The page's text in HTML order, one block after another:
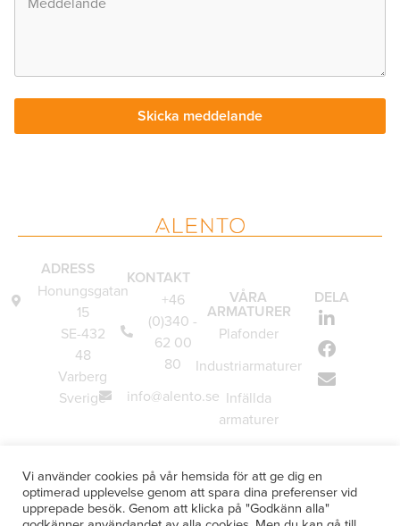
Skicka meddelande
ADRESS
Honungsgatan
15
SE-432
48
Varberg
Sverige
KONTAKT
+46
(0)340 -
62 00
80
info@alento.se
VÅRA
ARMATURER
Plafonder
Industriarmaturer
Infällda
armaturer
Underskåpsarmaturer
Specialanpassade
DELA
Vi använder cookies på vår hemsida för att ge dig en
optimerad upplevelse genom att spara dina preferenser vid
upprepade besök. Genom att klicka på "Godkänn alla"